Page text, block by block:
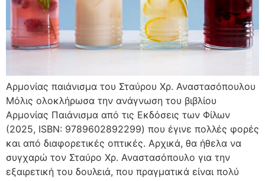
Αρμονίας παιάνισμα του Σταύρου Χρ. Αναστασόπουλου
Μόλις ολοκλήρωσα την ανάγνωση του βιβλίου
Αρμονίας Παιάνισμα από τις Εκδόσεις των Φίλων
(2025, ISBN: 9789602892299) που έγινε πολλές φορές
και από διαφορετικές οπτικές. Αρχικά, θα ήθελα να
συγχαρώ τον Σταύρο Χρ. Αναστασόπουλο για την
εξαιρετική του δουλειά, που πραγματικά είναι πολύ